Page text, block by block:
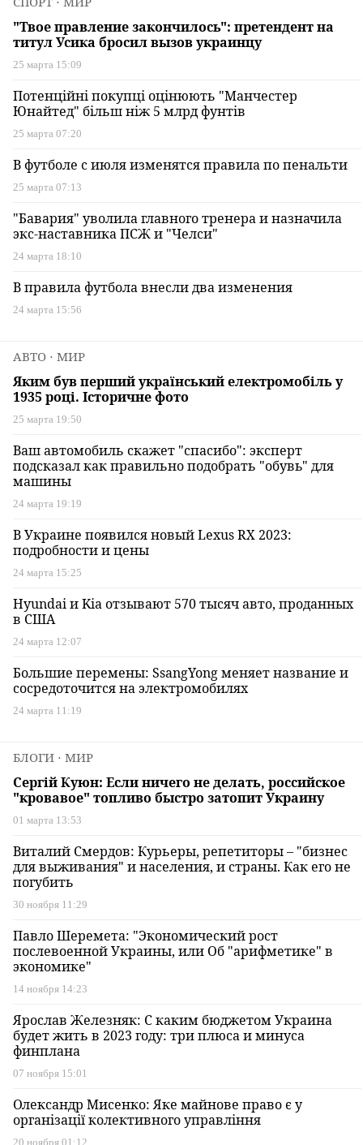
"Твое правление закончилось": претендент на
титул Усика бросил вызов украинцу
25 марта 15:09
Потенційні покупці оцінюють "Манчестер
Юнайтед" більш ніж 5 млрд фунтів
25 марта 07:20
В футболе с июля изменятся правила по пенальти
25 марта 07:13
"Бавария" уволила главного тренера и назначила
экс-наставника ПСЖ и "Челси"
24 марта 18:10
В правила футбола внесли два изменения
24 марта 15:56
АВТО ⋅ МИР
Яким був перший український електромобіль у
1935 році. Історичне фото
25 марта 19:50
Ваш автомобиль скажет "спасибо": эксперт
подсказал как правильно подобрать "обувь" для
машины
24 марта 19:19
В Украине появился новый Lexus RX 2023:
подробности и цены
24 марта 15:25
Hyundai и Kia отзывают 570 тысяч авто, проданных
в США
24 марта 12:07
Большие перемены: SsangYong меняет название и
сосредоточится на электромобилях
24 марта 11:19
БЛОГИ ⋅ МИР
Cергій Куюн: Если ничего не делать, российское
"кровавое" топливо быстро затопит Украину
01 марта 13:53
Виталий Смердов: Курьеры, репетиторы – "бизнес
для выживания" и населения, и страны. Как его не
погубить
30 ноября 11:29
Павло Шеремета: "Экономический рост
послевоенной Украины, или Об "арифметике" в
экономике"
14 ноября 14:23
Ярослав Железняк: С каким бюджетом Украина
будет жить в 2023 году: три плюса и минуса
финплана
07 ноября 15:01
Олександр Мисенко: Яке майнове право є у
організації колективного управління
20 ноября 01:12